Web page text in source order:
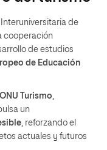
Interuniversitaria de
cooperación
de estudios
de Educación
Turismo
un
, reforzando el
actuales y futuros